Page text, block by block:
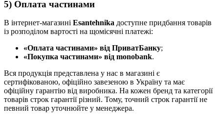
5) Оплата частинами
В інтернет-магазині Esantehnika доступне придбання товарів
із розподілом вартості на щомісячні платежі:
«Оплата частинами» від ПриватБанку;
«Покупка частинами» від monobank.
Вся продукція представлена у нас в магазині є
сертифікованою, офіційно завезеною в Україну та має
офіційну гарантію від виробника. На кожен бренд та категорії
товарів строк гарантії різний. Тому, точний строк гарантії не
певний товар уточнюйте у менеджера.